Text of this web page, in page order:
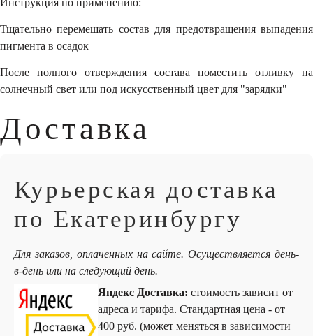
Инструкция по применению:
Тщательно перемешать состав для предотвращения выпадения
пигмента в осадок
После полного отверждения состава поместить отливку на
солнечный свет или под искусственный цвет для "зарядки"
Доставка
Курьерская доставка
по Екатеринбургу
Для заказов, оплаченных на сайте. Осуществляется день-
в-день или на следующий день.
Яндекс Доставка: стоимость зависит от
адреса и тарифа. Стандартная цена - от
400 руб. (может меняться в зависимости